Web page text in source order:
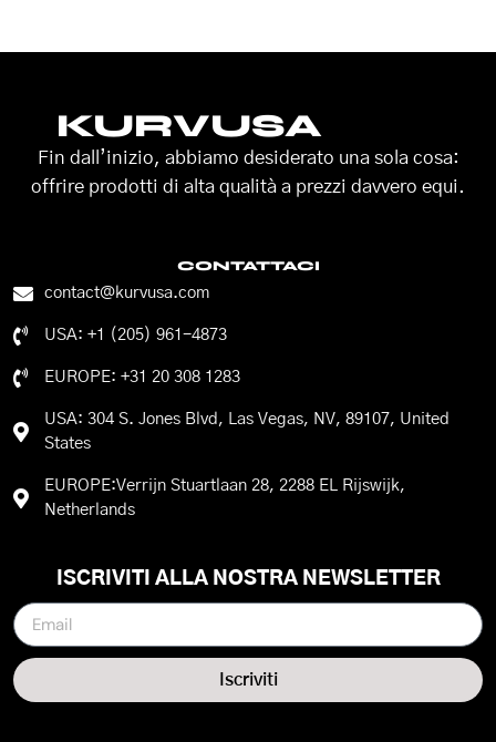
KURVUSA
Fin dall’inizio, abbiamo desiderato una sola cosa:
offrire prodotti di alta qualità a prezzi davvero equi.
CONTATTACI
contact@kurvusa.com
USA: +1 (205) 961-4873
EUROPE: +31 20 308 1283
USA: 304 S. Jones Blvd, Las Vegas, NV, 89107, United
States
EUROPE:Verrijn Stuartlaan 28, 2288 EL Rijswijk,
Netherlands
ISCRIVITI ALLA NOSTRA NEWSLETTER
Iscriviti